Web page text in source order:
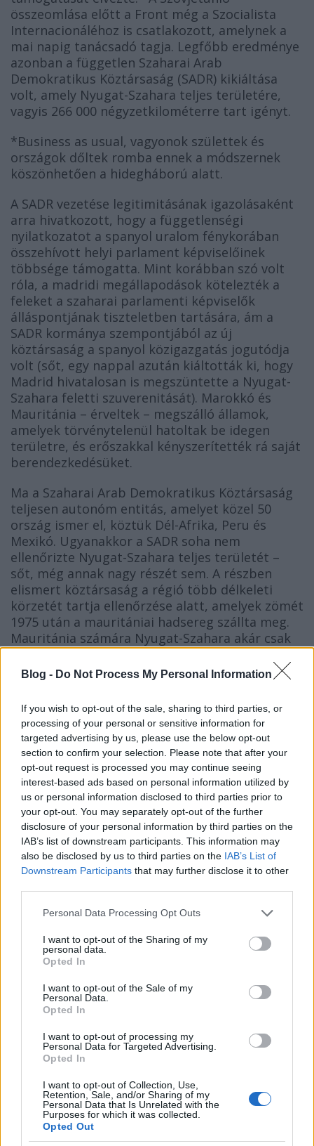
Blog - Do Not Process My Personal Information
If you wish to opt-out of the sale, sharing to third parties, or
processing of your personal or sensitive information for
targeted advertising by us, please use the below opt-out
section to confirm your selection. Please note that after your
opt-out request is processed you may continue seeing
interest-based ads based on personal information utilized by
us or personal information disclosed to third parties prior to
your opt-out. You may separately opt-out of the further
disclosure of your personal information by third parties on the
IAB’s list of downstream participants. This information may
also be disclosed by us to third parties on the IAB’s List of
Downstream Participants that may further disclose it to other
Please note that this website/app uses one or more Google
not limited to your visit or usage behaviour. You may click to
grant or deny consent to Google and its third-party tags to
use your data for below specified purposes in below Google
consent section.
Personal Data Processing Opt Outs
I want to opt-out of the Sharing of my
personal data.
Opted In
I want to opt-out of the Sale of my
Personal Data.
Opted In
I want to opt-out of processing my
Personal Data for Targeted Advertising.
Opted In
I want to opt-out of Collection, Use,
Retention, Sale, and/or Sharing of my
Personal Data that Is Unrelated with the
Purposes for which it was collected.
Opted Out
összeomlása előtt a Front még a Szocialista
Internacionáléhoz is csatlakozott, amelynek a
mai napig tanácsadó tagja. Legfőbb eredménye
azonban a független Szaharai Arab
Demokratikus Köztársaság (SADR) kikiáltása
volt, amely Nyugat-Szahara teljes területére,
vagyis 266 000 négyzetkilométerre tart igényt.
*Business as usual, vagyonok születtek és
országok dőltek romba ennek a módszernek
köszönhetően a hidegháború alatt.
A SADR vezetése legitimitásának igazolásaként
arra hivatkozott, hogy a függetlenségi
nyilatkozatot a spanyol uralom fénykorában
összehívott helyi parlament képviselőinek
többsége támogatta. Mint korábban szó volt
róla, a madridi megállapodások kötelezték a
feleket a szaharai parlamenti képviselők
álláspontjának tiszteletben tartására, ám a
SADR kormánya szempontjából az új
köztársaság a spanyol közigazgatás jogutódja
volt (sőt, egy nappal azután kiáltották ki, hogy
Madrid hivatalosan is megszüntette a Nyugat-
Szahara feletti szuverenitását). Marokkó és
Mauritánia – érveltek – megszálló államok,
amelyek törvénytelenül hatoltak be idegen
területre, és erőszakkal kényszerítették rá saját
berendezkedésüket.
Ma a Szaharai Arab Demokratikus Köztársaság
teljesen autonóm entitás, amelyet közel 50
ország ismer el, köztük Dél-Afrika, Peru és
Mexikó. Ugyanakkor a SADR soha nem
ellenőrizte Nyugat-Szahara teljes területét –
sőt, még annak nagy részét sem. A részben
elismert köztársaság a régió több délkeleti
körzetét tartja ellenőrzése alatt, amelyek zömét
1975 után a mauritániai hadsereg szállta meg.
Mauritánia számára Nyugat-Szahara akár csak
egy részének megszállása is túl nagy tehernek
bizonyult.* A szaharai gerillák folyamatosan
helyőrségeket, hirtelen támadásokat indítottak
ellenük, majd azonnal visszavonultak a
sivatagba, ahol mesterien kiismerték magukat.
*Ráadásul a terület szimbolikus értékétől
eltekintve semmi komolyabb hasznot nem hajt
annak, aki megszállja – persze ha olajat, uránt
vagy földfémeket találnának ott (ez utóbbiak
biztos vannak, csak nem mindegy, mennyi akad
belőlük és milyen tisztaságban), akkor bizony
bárkinek megérné a megszállás akár tűzzel,
akár vassal.
A kis mauritániai hadsereg olyan veszteségeket
magának, és még a francia légierő
beavatkozása sem segített rajtuk. Felismerve,
1979-ben lemondott minden igényéről Nyugat-
Szaharával kapcsolatban, és kivonult a
azonnal elfoglalta a marokkói hadsereg,
másokat pedig a Polisario Front.
Élet a marokkói monarchia uralma alatt
Bár Marokkónak sokkal ütőképesebb hadserege
volt, mint Mauritániának, a gerillaháborúban